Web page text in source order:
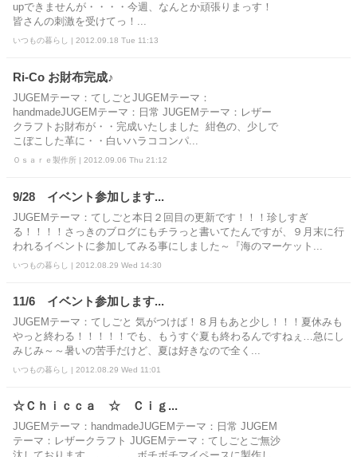
upできませんが・・・・今週、なんとか頑張りまっす！
皆さんの刺激を受けてっ！...
いつもの暮らし | 2012.09.18 Tue 11:13
Ri-Co お財布完成♪
JUGEMテーマ：てしごとJUGEMテーマ：
handmadeJUGEMテーマ：日常 JUGEMテーマ：レザー
クラフトお財布が・・完成いたしました 紺色の、少しで
こぼこした革に・・白いハラココンパ...
Ｏｓａｒｅ製作所 | 2012.09.06 Thu 21:12
9/28 イベント参加します...
JUGEMテーマ：てしごと本日２回目の更新です！！！珍しすぎ
る！！！！さっきのブログにもチラっと書いてたんですが、９月末に行
われるイベントに参加してみる事にしました～『海のマーケット...
いつもの暮らし | 2012.08.29 Wed 14:30
11/6 イベント参加します...
JUGEMテーマ：てしごと 気がつけば！８月もあと少し！！！夏休みも
やっと終わる！！！！！でも、もうすぐ夏も終わるんですねぇ…急にし
みじみ～～暑いの苦手だけど、夏は好きなので全く...
いつもの暮らし | 2012.08.29 Wed 11:01
☆Ｃｈｉｃｃａ ☆ Ｃｉｇ...
JUGEMテーマ：handmadeJUGEMテーマ：日常 JUGEM
テーマ：レザークラフト JUGEMテーマ：てしごとご無沙